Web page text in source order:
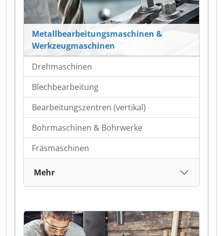
Metallbearbeitungsmaschinen &
Werkzeugmaschinen
Drehmaschinen
Blechbearbeitung
Bearbeitungszentren (vertikal)
Bohrmaschinen & Bohrwerke
Fräsmaschinen
Mehr